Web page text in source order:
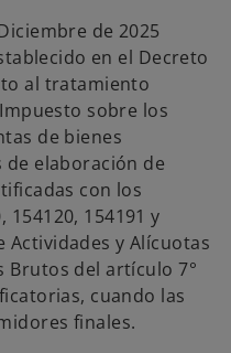
de 2025
en el Decreto
al tratamiento
sobre los
de bienes
de elaboración de
con los
154120, 154191 y
Actividades y Alícuotas
Brutos del artículo 7°
cuando las
finales.